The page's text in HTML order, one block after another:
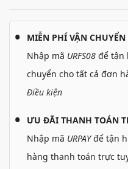
MIỄN PHÍ VẬN CHUYỂN
Nhập mã URFS08 để tận
chuyển cho tất cả đơn
Điều kiện
ƯU ĐÃI THANH TOÁN
Nhập mã URPAYđể tận
hàng thanh toán trực